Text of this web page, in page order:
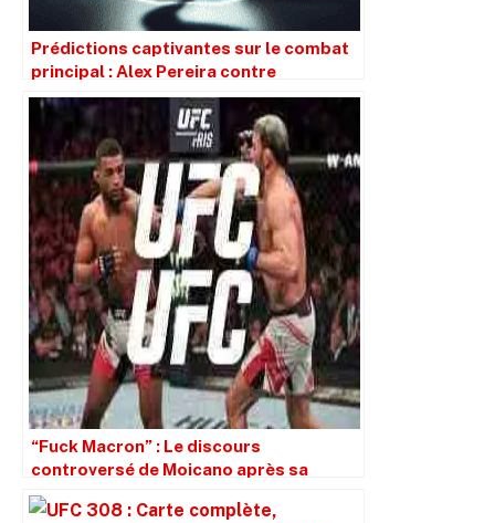
Prédictions captivantes sur le combat
principal : Alex Pereira contre
Magomed Ankalaev
“Fuck Macron” : Le discours
controversé de Moicano après sa
victoire à l’UFC Paris